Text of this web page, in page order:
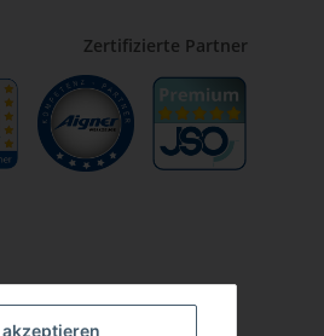
Zertifizierte Partner